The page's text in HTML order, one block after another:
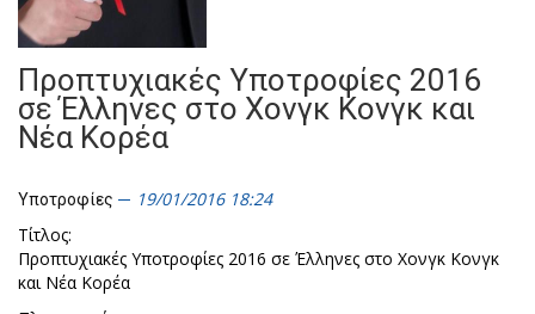
Προπτυχιακές Υποτροφίες 2016
σε Έλληνες στο Χονγκ Κονγκ και
Νέα Κορέα
Υποτροφίες
19/01/2016 18:24
Τίτλος:
Προπτυχιακές Υποτροφίες 2016 σε Έλληνες στο Χονγκ Κονγκ
και Νέα Κορέα